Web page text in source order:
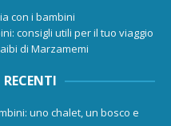
con i bambini
consigli utili per il tuo viaggio
di Marzamemi
uno chalet, un bosco e